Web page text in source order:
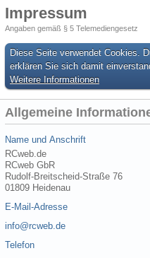
Impressum
Angaben gemäß § 5 Telemediengesetz
Diese Seite verwendet Cookies.
erklären Sie sich damit
Weitere Informationen
Allgemeine
Name und Anschrift
RCweb.de
RCweb GbR
Rudolf-Breitscheid-Straße 76
01809 Heidenau
E-Mail-Adresse
info@rcweb.de
Telefon